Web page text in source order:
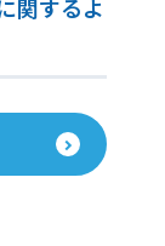
関するよ